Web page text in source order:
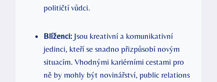
političtí‌ vůdci.
Blíženci: Jsou kreativní​ a komunikativní
jedinci, kteří se‌ snadno přizpůsobí novým
situacím.​ Vhodnými kariérními cestami pro
ně by ​mohly být novinářství, public relations